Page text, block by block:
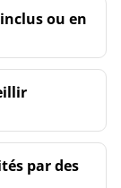
ou en
par des